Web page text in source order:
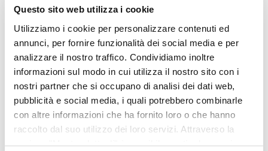
Questo sito web utilizza i cookie
Utilizziamo i cookie per personalizzare contenuti ed
annunci, per fornire funzionalità dei social media e per
analizzare il nostro traffico. Condividiamo inoltre
informazioni sul modo in cui utilizza il nostro sito con i
nostri partner che si occupano di analisi dei dati web,
pubblicità e social media, i quali potrebbero combinarle
con altre informazioni che ha fornito loro o che hanno
raccolto dal suo utilizzo dei loro servizi. Attraverso la
sezione "Mostra dettagli" è possibile gestire le proprie